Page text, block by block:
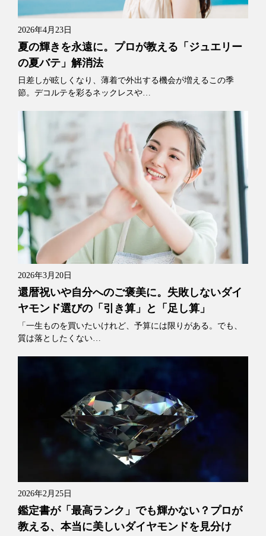
2026年4月23日
夏の輝きを永遠に。プロが教える「ジュエリー
の夏バテ」解消法
日差しが眩しくなり、薄着で外出する機会が増えるこの季
節。デコルテを彩るネックレスや…
2026年3月20日
還暦祝いや自分へのご褒美に。失敗しないダイ
ヤモンド選びの「引き算」と「足し算」
「一生ものを買いたいけれど、予算には限りがある。でも、
質は落としたくない…
2026年2月25日
鑑定書が「最高ランク」でも輝かない？プロが
教える、本当に美しいダイヤモンドを見分け